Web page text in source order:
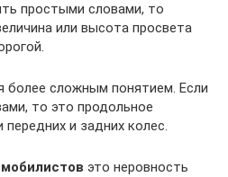
простыми словами, то
или высота просвета
более сложным понятием. Если
то это продольное
и задних колес.
это неровность